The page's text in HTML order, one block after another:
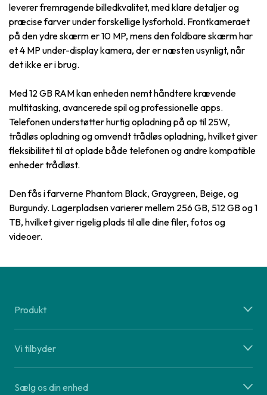
leverer fremragende billedkvalitet, med klare detaljer og
præcise farver under forskellige lysforhold. Frontkameraet
på den ydre skærm er 10 MP, mens den foldbare skærm har
et 4 MP under-display kamera, der er næsten usynligt, når
det ikke er i brug.
Med 12 GB RAM kan enheden nemt håndtere krævende
multitasking, avancerede spil og professionelle apps.
Telefonen understøtter hurtig opladning på op til 25W,
trådløs opladning og omvendt trådløs opladning, hvilket giver
fleksibilitet til at oplade både telefonen og andre kompatible
enheder trådløst.
Den fås i farverne Phantom Black, Graygreen, Beige, og
Burgundy. Lagerpladsen varierer mellem 256 GB, 512 GB og 1
TB, hvilket giver rigelig plads til alle dine filer, fotos og
videoer.
Produkt
Vi tilbyder
Sælg os din enhed